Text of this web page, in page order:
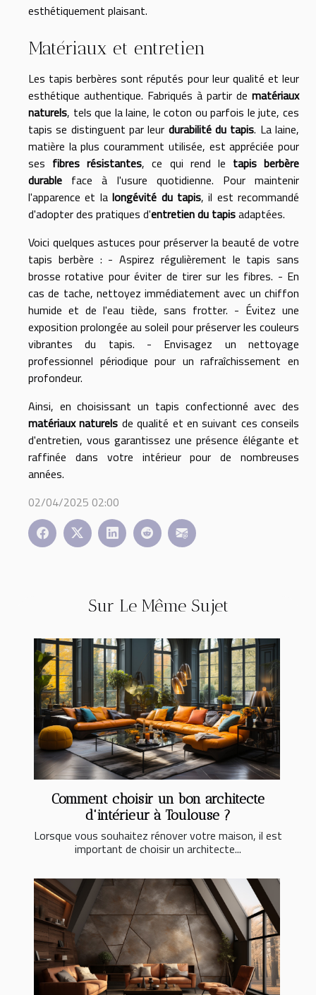
Sur Le Même Sujet
Comment choisir un bon architecte
d'intérieur à Toulouse ?
Lorsque vous souhaitez rénover votre maison, il est
important de choisir un architecte...
esthétiquement plaisant.
Matériaux et entretien
Les tapis berbères sont réputés pour leur qualité et leur
esthétique authentique. Fabriqués à partir de matériaux
naturels, tels que la laine, le coton ou parfois le jute, ces
tapis se distinguent par leur durabilité du tapis. La laine,
matière la plus couramment utilisée, est appréciée pour
ses fibres résistantes, ce qui rend le tapis berbère
durable face à l'usure quotidienne. Pour maintenir
l'apparence et lalongévité du tapis, il est recommandé
d'adopter des pratiques d'entretien du tapisadaptées.
Voici quelques astuces pour préserver la beauté de votre
tapis berbère : - Aspirez régulièrement le tapis sans
brosse rotative pour éviter de tirer sur les fibres. - En
cas de tache, nettoyez immédiatement avec un chiffon
humide et de l'eau tiède, sans frotter. - Évitez une
exposition prolongée au soleil pour préserver les couleurs
vibrantes du tapis. - Envisagez un nettoyage
professionnel périodique pour un rafraîchissement en
profondeur.
Ainsi, en choisissant un tapis confectionné avec des
matériaux naturels de qualité et en suivant ces conseils
d'entretien, vous garantissez une présence élégante et
raffinée dans votre intérieur pour de nombreuses
années.
02/04/2025 02:00